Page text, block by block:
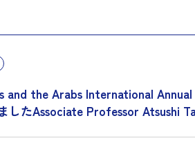
and the Arabs International
したAssociate Professor